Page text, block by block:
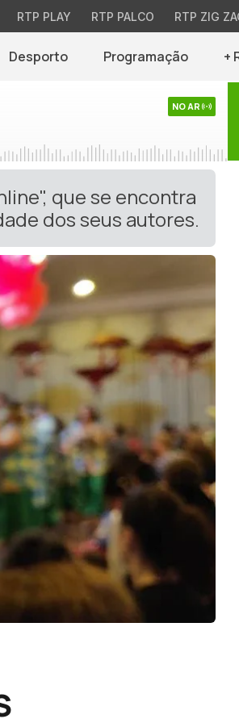
RTP PLAY RTP PALCO RTP ZIG
Desporto Programação +
NO AR
que se encontra
dos seus autores.